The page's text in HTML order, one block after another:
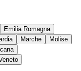
Emilia Romagna
Marche
Molise